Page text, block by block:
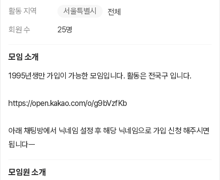
활동 지역
서울특별시
전체
회원 수
25명
모임 소개
1995년생만 가입이 가능한 모임입니다. 활동은 전국구 입니다.
https://open.kakao.com/o/g9bVzfKb
아래 채팅방에서 닉네임 설정 후 해당 닉네임으로 가입 신청 해주시면
됩니다ㅡ
모임원 소개